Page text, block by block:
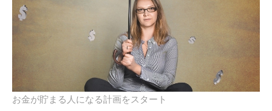
お金が貯まる人になる計画をスタート